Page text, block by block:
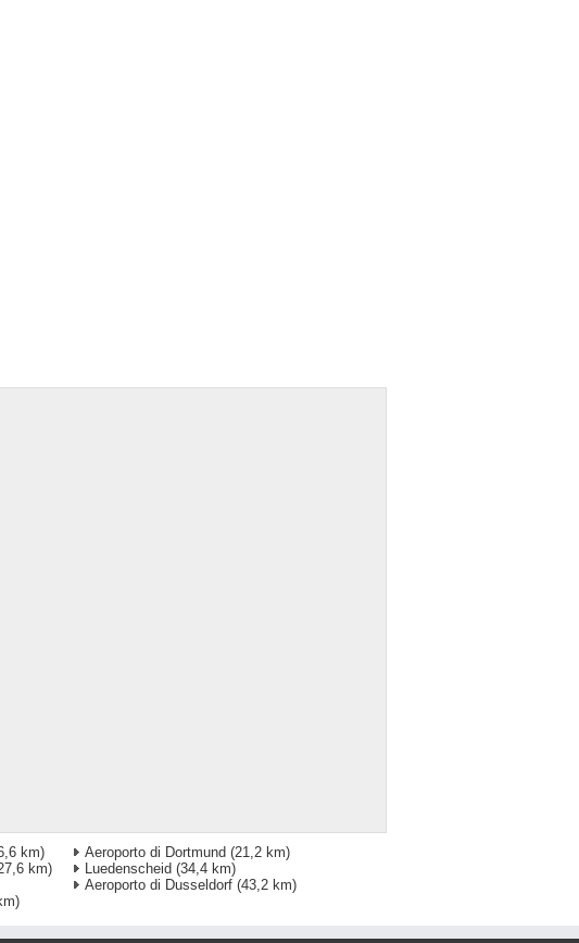
km) Aeroporto di Dortmund (21,2 km)
km) Luedenscheid (34,4 km)
Aeroporto di Dusseldorf (43,2 km)